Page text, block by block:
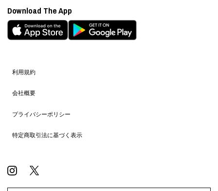
利用規約
会社概要
プライバシーポリシー
特定商取引法に基づく表示
Download The App